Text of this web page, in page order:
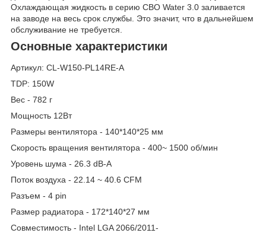
Охлаждающая жидкость в серию СВО Water 3.0 заливается
на заводе на весь срок службы. Это значит, что в дальнейшем
обслуживание не требуется.
Основные характеристики
Артикул: CL-W150-PL14RE-A
TDP: 150W
Вес - 782 г
Мощность 12Вт
Размеры вентилятора - 140*140*25 мм
Скорость вращения вентилятора - 400~ 1500 об/мин
Уровень шума - 26.3 dB-A
Поток воздуха - 22.14 ~ 40.6 CFM
Разъем - 4 pin
Размер радиатора - 172*140*27 мм
Совместимость - Intel LGA 2066/2011-